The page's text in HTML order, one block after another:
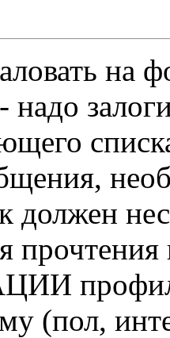
на
надо
профиль
(пол,